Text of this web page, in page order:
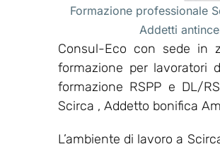
Formazione professionale
Addetti
Consul-Eco con sede in
formazione per lavoratori
formazione RSPP e DL/
Scirca , Addetto bonifica
L’ambiente di lavoro a